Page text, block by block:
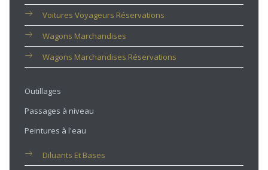
Voitures Voyageurs Réservations
Wagons Marchandises
Wagons Marchandises Réservations
Outillages
Passages à niveau
Peintures à l'eau
Diluants Et Bases